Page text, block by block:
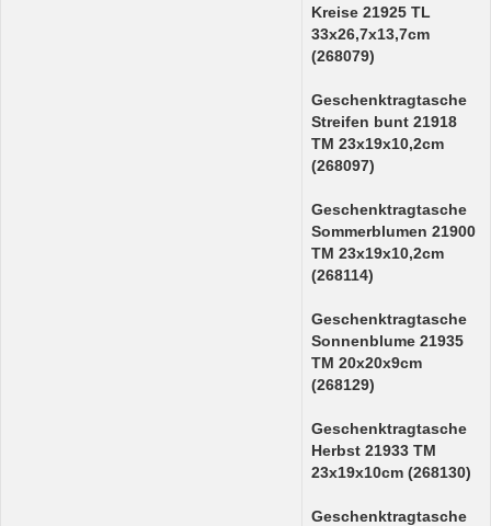
Kreise 21925 TL
33x26,7x13,7cm
(268079)
Geschenktragtasche
Streifen bunt 21918
TM 23x19x10,2cm
(268097)
Geschenktragtasche
Sommerblumen 21900
TM 23x19x10,2cm
(268114)
Geschenktragtasche
Sonnenblume 21935
TM 20x20x9cm
(268129)
Geschenktragtasche
Herbst 21933 TM
23x19x10cm (268130)
Geschenktragtasche